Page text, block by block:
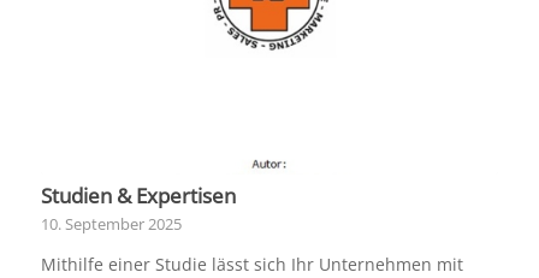
Studien & Expertisen
10. September 2025
Mithilfe einer Studie lässt sich Ihr Unternehmen mit